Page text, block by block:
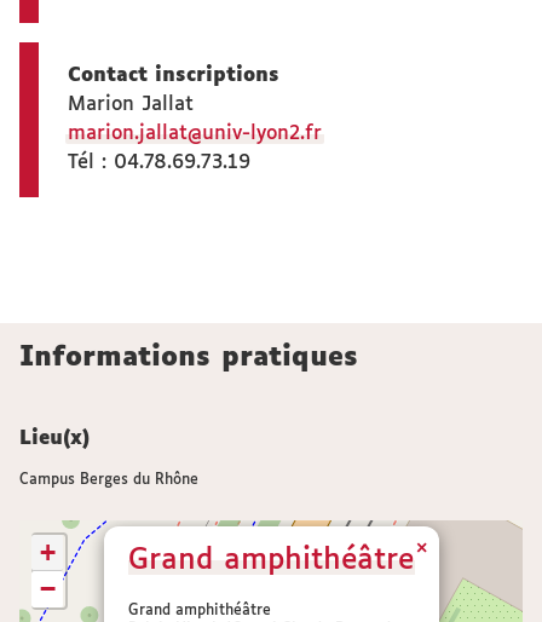
Contact inscriptions
Marion Jallat
marion.jallat@univ-lyon2.fr
Tél : 04.78.69.73.19
Informations pratiques
Lieu(x)
Campus Berges du Rhône
Grand amphithéâtre
Grand amphithéâtre
×
+
−